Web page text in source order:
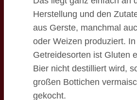
Herstellung und den
aus Gerste, manchmal
oder Weizen produziert.
Getreidesorten ist Gluten
Bier nicht destilliert wird,
großen Bottichen
gekocht.